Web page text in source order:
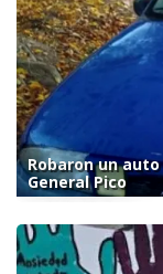
Robaron un
General Pico